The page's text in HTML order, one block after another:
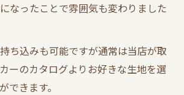
なったことで雰囲気も変わりました
ち込みも可能ですが通常は当店が取
ーのカタログよりお好きな生地を選
できます。